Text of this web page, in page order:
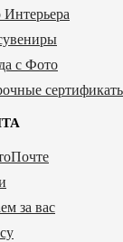
Интерьера
с Фото
за вас